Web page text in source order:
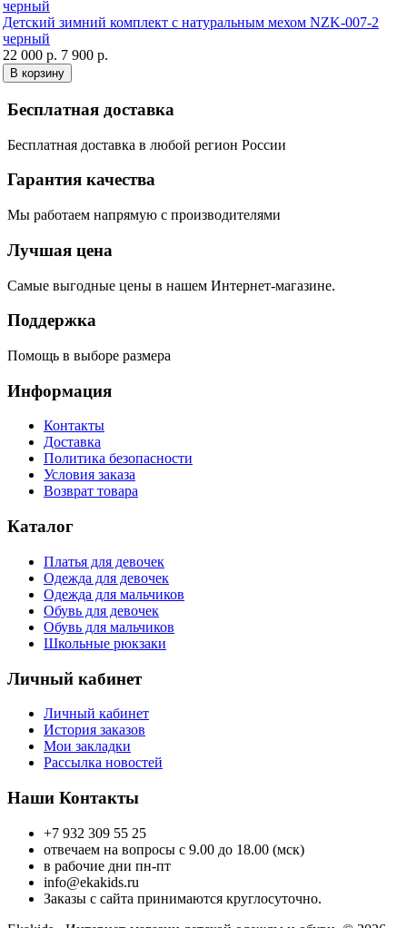
Детский зимний комплект с натуральным мехом NZK-007-2
черный
22 000 р. 7 900 р.
В корзину
Бесплатная доставка
Бесплатная доставка в любой регион России
Гарантия качества
Мы работаем напрямую с производителями
Лучшая цена
Самые выгодные цены в нашем Интернет-магазине.
Поддержка
Помощь в выборе размера
Информация
Контакты
Доставка
Политика безопасности
Условия заказа
Возврат товара
Каталог
Платья для девочек
Одежда для девочек
Одежда для мальчиков
Обувь для девочек
Обувь для мальчиков
Школьные рюкзаки
Личный кабинет
Личный кабинет
История заказов
Мои закладки
Рассылка новостей
Наши Контакты
+7 932 309 55 25
отвечаем на вопросы с 9.00 до 18.00 (мск)
в рабочие дни пн-пт
info@ekakids.ru
Заказы с сайта принимаются круглосуточно.